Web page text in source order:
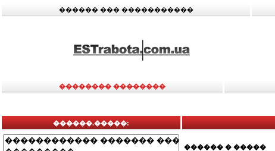
������ ��� �����������
�������� ��������
������.�����:
������ � �����